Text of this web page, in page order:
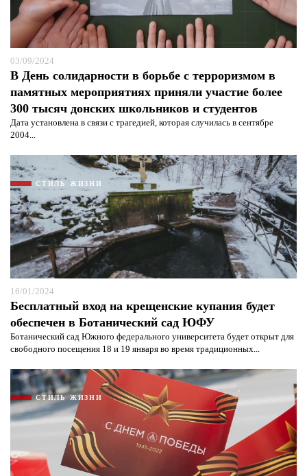
03/09/2024
В День солидарности в борьбе с терроризмом в
памятных мероприятиях приняли участие более
300 тысяч донских школьников и студентов
Дата установлена в связи с трагедией, которая случилась в сентябре
2004...
СТИЛЬ ЖИЗНИ
16/01/2024
Бесплатный вход на крещенские купания будет
обеспечен в Ботанический сад ЮФУ
Ботанический сад Южного федерального университета будет открыт для
свободного посещения 18 и 19 января во время традиционных...
СТИЛЬ ЖИЗНИ